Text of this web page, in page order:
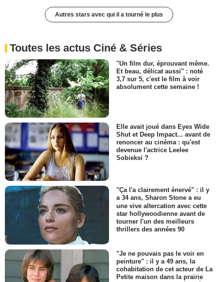
Autres stars avec qui il a tourné le plus
Toutes les actus Ciné & Séries
"Un film dur, éprouvant même.
Et beau, délicat aussi" : noté
3,7 sur 5, c'est le film à voir
absolument cette semaine !
Elle avait joué dans Eyes Wide
Shut et Deep Impact... avant de
renoncer au cinéma : qu'est
devenue l'actrice Leelee
Sobieksi ?
"Ça l'a clairement énervé" : il y
a 34 ans, Sharon Stone a eu
une vive altercation avec cette
star hollywoodienne avant de
tourner l'un des meilleurs
thrillers des années 90
"Je ne pouvais pas le voir en
peinture" : il y a 49 ans, la
cohabitation de cet acteur de La
Petite maison dans la prairie